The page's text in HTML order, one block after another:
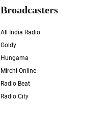
Broadcasters
All India Radio
Goldy
Hungama
Mirchi Online
Radio Beat
Radio City